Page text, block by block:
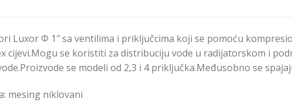
Luxor Φ 1″ sa ventilima i priključcima koji se pomoću
cijevi.Mogu se koristiti za distribuciju vode u radijatorskom i
se modeli od 2,3 i 4 priključka.Međusobno se
mesing niklovani